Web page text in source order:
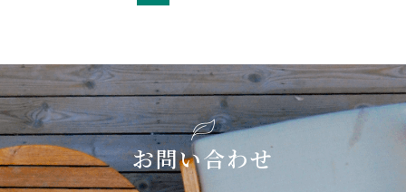
お問い合わせ